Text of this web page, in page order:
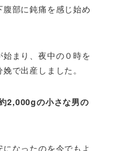
部に鈍痛を感じ始め
まり、夜中の０時を
で出産しました。
2,000gの小さな男の
なったのを今でもよ